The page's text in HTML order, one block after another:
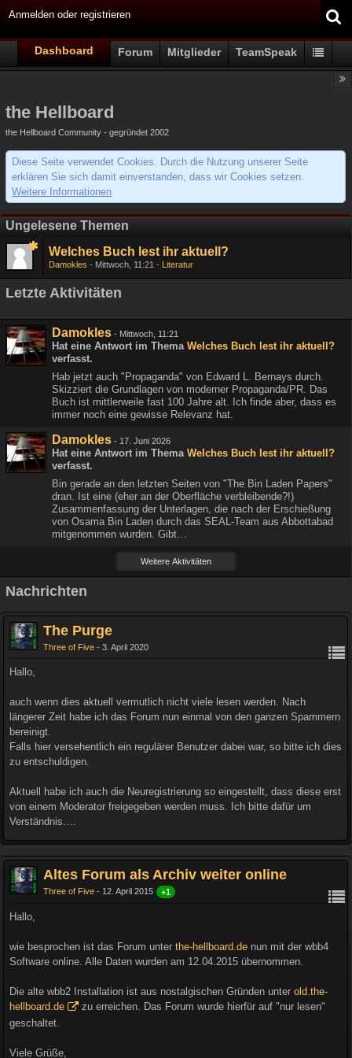
Anmelden oder registrieren
Dashboard Forum Mitglieder TeamSpeak
the Hellboard
the Hellboard Community - gegründet 2002
Diese Seite verwendet Cookies. Durch die Nutzung unserer Seite
erklären Sie sich damit einverstanden, dass wir Cookies setzen.
Weitere Informationen
Ungelesene Themen
Welches Buch lest ihr aktuell?
Damokles Mittwoch, 11:21 Literatur
Letzte Aktivitäten
Damokles - Mittwoch, 11:21
Hat eine Antwort im Thema Welches Buch lest ihr aktuell?
verfasst.
Hab jetzt auch "Propaganda" von Edward L. Bernays durch.
Skizziert die Grundlagen von moderner Propaganda/PR. Das
Buch ist mittlerweile fast 100 Jahre alt. Ich finde aber, dass es
immer noch eine gewisse Relevanz hat.
Damokles - 17. Juni 2026
Hat eine Antwort im Thema Welches Buch lest ihr aktuell?
verfasst.
Bin gerade an den letzten Seiten von "The Bin Laden Papers"
dran. Ist eine (eher an der Oberfläche verbleibende?!)
Zusammenfassung der Unterlagen, die nach der Erschießung
von Osama Bin Laden durch das SEAL-Team aus Abbottabad
mitgenommen wurden. Gibt…
Weitere Aktivitäten
Nachrichten
The Purge
Three of Five 3. April 2020
Hallo,
auch wenn dies aktuell vermutlich nicht viele lesen werden. Nach
längerer Zeit habe ich das Forum nun einmal von den ganzen Spammern
bereinigt.
Falls hier versehentlich ein regulärer Benutzer dabei war, so bitte ich dies
zu entschuldigen.
Aktuell habe ich auch die Neuregistrierung so eingestellt, dass diese erst
von einem Moderator freigegeben werden muss. Ich bitte dafür um
Verständnis.…
Altes Forum als Archiv weiter online
Three of Five 12. April 2015 +1
Hallo,
wie besprochen ist das Forum unter the-hellboard.de nun mit der wbb4
Software online. Alle Daten wurden am 12.04.2015 übernommen.
Die alte wbb2 Installation ist aus nostalgischen Gründen unter old.the-
hellboard.de
zu erreichen. Das Forum wurde hierfür auf "nur lesen"
geschaltet.
Viele Grüße,